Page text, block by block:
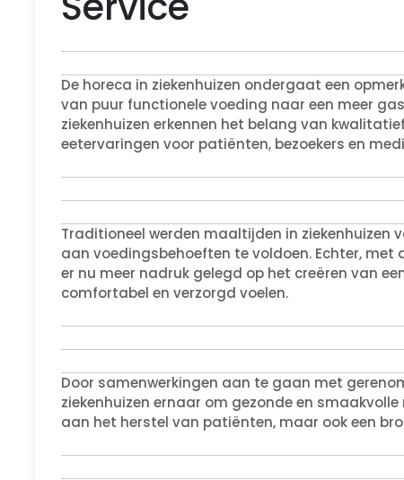
De horeca in ziekenhuizen ondergaat een
van puur functionele voeding naar een meer
ziekenhuizen erkennen het belang van
eetervaringen voor patiënten, bezoekers en
Traditioneel werden maaltijden in ziekenhuizen
aan voedingsbehoeften te voldoen. Echter,
er nu meer nadruk gelegd op het creëren van
comfortabel en verzorgd voelen.
Door samenwerkingen aan te gaan met
ziekenhuizen ernaar om gezonde en
aan het herstel van patiënten, maar ook een